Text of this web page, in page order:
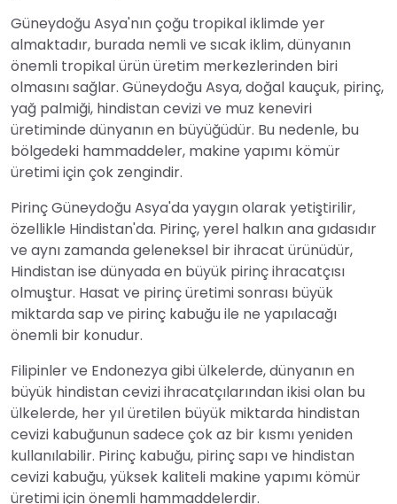
Güneydoğu Asya'nın çoğu tropikal iklimde yer
almaktadır, burada nemli ve sıcak iklim, dünyanın
önemli tropikal ürün üretim merkezlerinden biri
olmasını sağlar. Güneydoğu Asya, doğal kauçuk, pirinç,
yağ palmiği, hindistan cevizi ve muz keneviri
üretiminde dünyanın en büyüğüdür. Bu nedenle, bu
bölgedeki hammaddeler, makine yapımı kömür
üretimi için çok zengindir.
Pirinç Güneydoğu Asya'da yaygın olarak yetiştirilir,
özellikle Hindistan'da. Pirinç, yerel halkın ana gıdasıdır
ve aynı zamanda geleneksel bir ihracat ürünüdür,
Hindistan ise dünyada en büyük pirinç ihracatçısı
olmuştur. Hasat ve pirinç üretimi sonrası büyük
miktarda sap ve pirinç kabuğu ile ne yapılacağı
önemli bir konudur.
Filipinler ve Endonezya gibi ülkelerde, dünyanın en
büyük hindistan cevizi ihracatçılarından ikisi olan bu
ülkelerde, her yıl üretilen büyük miktarda hindistan
cevizi kabuğunun sadece çok az bir kısmı yeniden
kullanılabilir. Pirinç kabuğu, pirinç sapı ve hindistan
cevizi kabuğu, yüksek kaliteli makine yapımı kömür
üretimi için önemli hammaddelerdir.